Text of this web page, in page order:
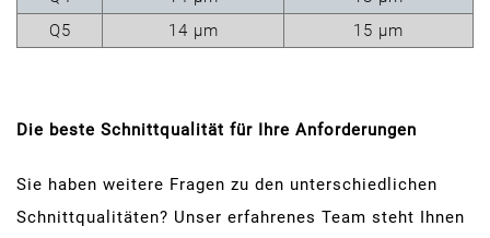
Q5
14 µm 15 µm
Die beste Schnittqualität für Ihre Anforderungen
Sie haben weitere Fragen zu den unterschiedlichen
Schnittqualitäten? Unser erfahrenes Team steht Ihnen